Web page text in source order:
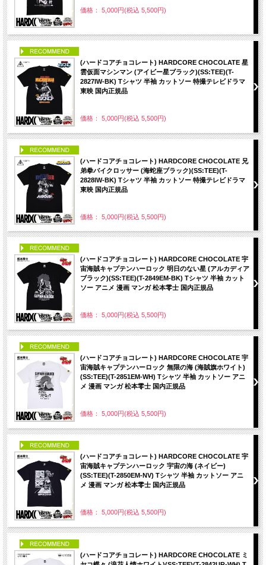
価格： 5,000円(税込 5,500円)
(ハードコアチョコレート) HARDCORE CHOCOLATE 星
雲仮面マシンマン (アイビー星ブラック)(SS:TEE)(T-
2827IW-BK) Tシャツ 半袖 カットソー 特撮テレビドラマ
東映 国内正規品
価格： 5,000円(税込 5,500円)
(ハードコアチョコレート) HARDCORE CHOCOLATE 兄
弟拳バイクロッサー (海蛇座ブラック)(SS:TEE)(T-
2828IW-BK) Tシャツ 半袖 カットソー 特撮テレビドラマ
東映 国内正規品
価格： 5,000円(税込 5,500円)
(ハードコアチョコレート) HARDCORE CHOCOLATE 宇
宙海賊キャプテンハーロック 明日のない星 (アルカディア
ブラック)(SS:TEE)(T-2849EM-BK) Tシャツ 半袖 カット
ソー アニメ 漫画 マンガ 松本零士 国内正規品
価格： 5,000円(税込 5,500円)
(ハードコアチョコレート) HARDCORE CHOCOLATE 宇
宙海賊キャプテンハーロック 無限の海 (海賊旗ホワイト)
(SS:TEE)(T-2851EM-WH) Tシャツ 半袖 カットソー アニ
メ 漫画 マンガ 松本零士 国内正規品
価格： 5,000円(税込 5,500円)
(ハードコアチョコレート) HARDCORE CHOCOLATE 宇
宙海賊キャプテンハーロック 宇宙の海 (ネイビー)
(SS:TEE)(T-2850EM-NV) Tシャツ 半袖 カットソー アニ
メ 漫画 マンガ 松本零士 国内正規品
価格： 5,000円(税込 5,500円)
(ハードコアチョコレート) HARDCORE CHOCOLATE ミ